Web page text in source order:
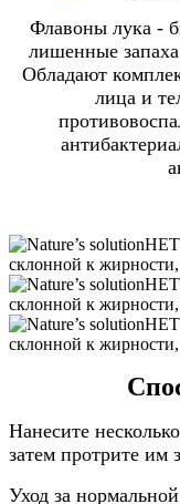
Флавоны лука -
лишенные
Обладают
лица и
Нанесите
затем протрите им
Уход за